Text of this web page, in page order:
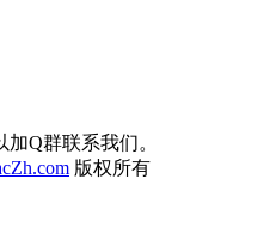
Q群联系我们。
版权所有